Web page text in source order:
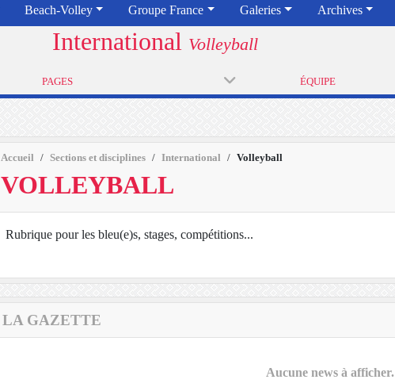
Beach-Volley Groupe France Galeries Archives
International Volleyball
PAGES ÉQUIPE
Accueil Sections et disciplines International Volleyball
VOLLEYBALL
Rubrique pour les bleu(e)s, stages, compétitions...
LA GAZETTE
Aucune news à afficher.